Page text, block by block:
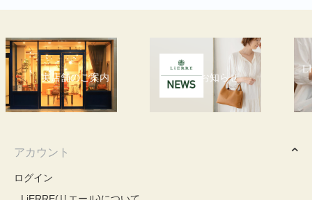
実店舗のご案内 お知らせ
アカウント
ログイン